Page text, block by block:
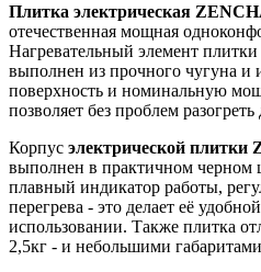
Плитка электрическая
отечественная мощная
Нагревательный элемент плитки
выполнен из прочного чугуна
поверхность и номинальную
позволяет без проблем
Корпус электрической
выполнен в практичном черном
плавный индикатор работы,
перегрева - это делает её
использовании. Также плитка
2,5кг - и небольшими